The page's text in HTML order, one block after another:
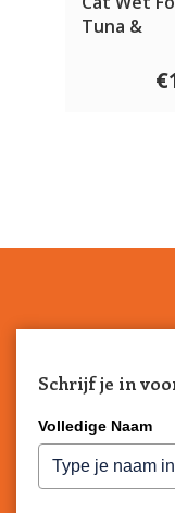
Tuna &
Schrijf je in
Volledige Naam